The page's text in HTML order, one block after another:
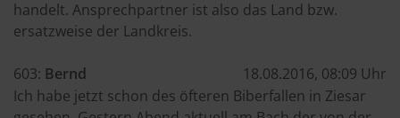
handelt. Ansprechpartner ist also das Land bzw.
ersatzweise der Landkreis.
603: Bernd
18.08.2016, 08:09 Uhr
Ich habe jetzt schon des öfteren Biberfallen in Ziesar